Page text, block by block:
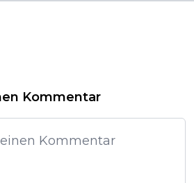
Kommentar